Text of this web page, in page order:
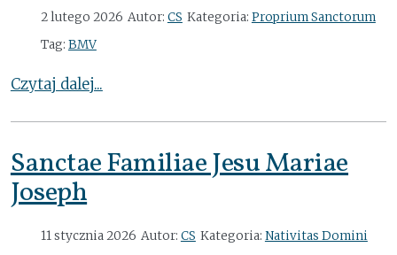
2 lutego 2026 Autor: CS Kategoria: Proprium Sanctorum
Tag: BMV
Czytaj dalej...
Sanctae Familiae Jesu Mariae
Joseph
11 stycznia 2026 Autor: CS Kategoria: Nativitas Domini